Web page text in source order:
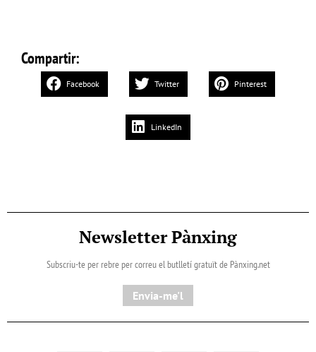
Compartir:
Facebook Twitter Pinterest
LinkedIn
Newsletter Pànxing
Subscriu-te per rebre per correu el butlletí gratuït de Pànxing.net​
Envia-me'l